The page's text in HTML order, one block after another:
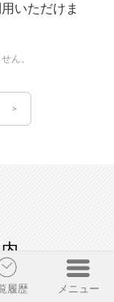
いただけま
ん。
履歴 メニュー